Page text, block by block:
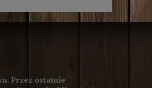
Przez ostatnie